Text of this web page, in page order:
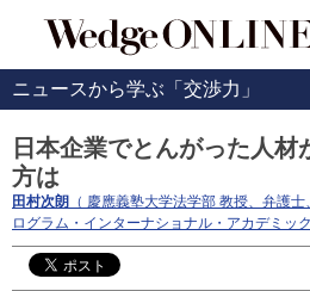
ニュースから学ぶ「交渉力」
日本企業でとんがった人材
方は
田村次朗
（ 慶應義塾大学法学部 教授、弁護
ログラム・インターナショナル・アカデミッ